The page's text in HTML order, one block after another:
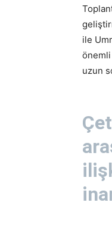
ile
önemli
uzun